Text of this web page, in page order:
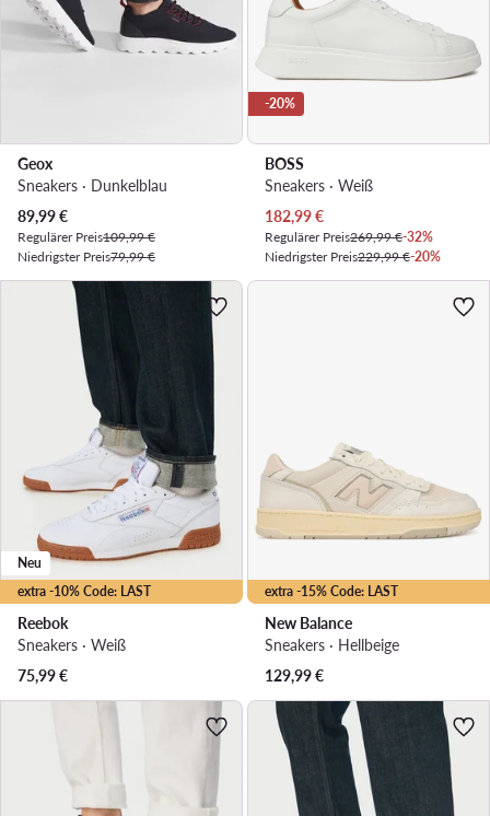
Geox
Sneakers · Dunkelblau
Aktueller Preis
89,99€
Regulärer Preis109,99 €
Niedrigster Preis79,99 €
-20%
BOSS
Sneakers · Weiß
Aktueller Preis
182,99€
Regulärer Preis269,99 €-32%
Niedrigster Preis229,99 €-20%
extra -10% Code: LAST
Neu
Reebok
Sneakers · Weiß
75,99€
extra -15% Code: LAST
New Balance
Sneakers · Hellbeige
129,99€